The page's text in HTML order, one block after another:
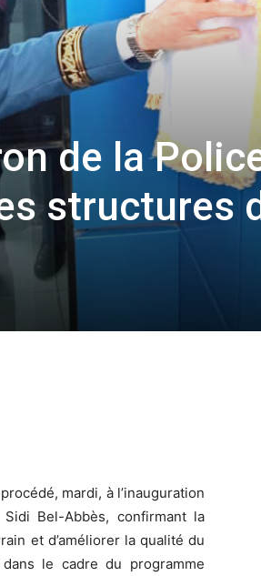
de la
structures
mardi, à l’inauguration
Bel-Abbès, confirmant la
et d’améliorer la qualité du
le cadre du programme